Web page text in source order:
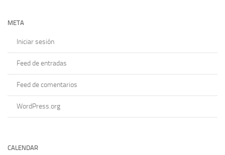
META
Iniciar sesión
Feed de entradas
Feed de comentarios
WordPress.org
CALENDAR